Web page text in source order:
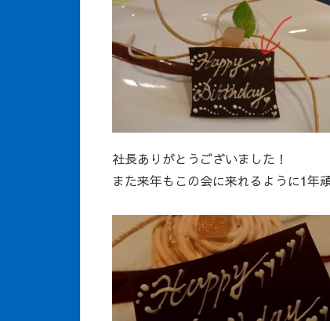
社長ありがとうございました！
また来年もこの会に来れるように1年